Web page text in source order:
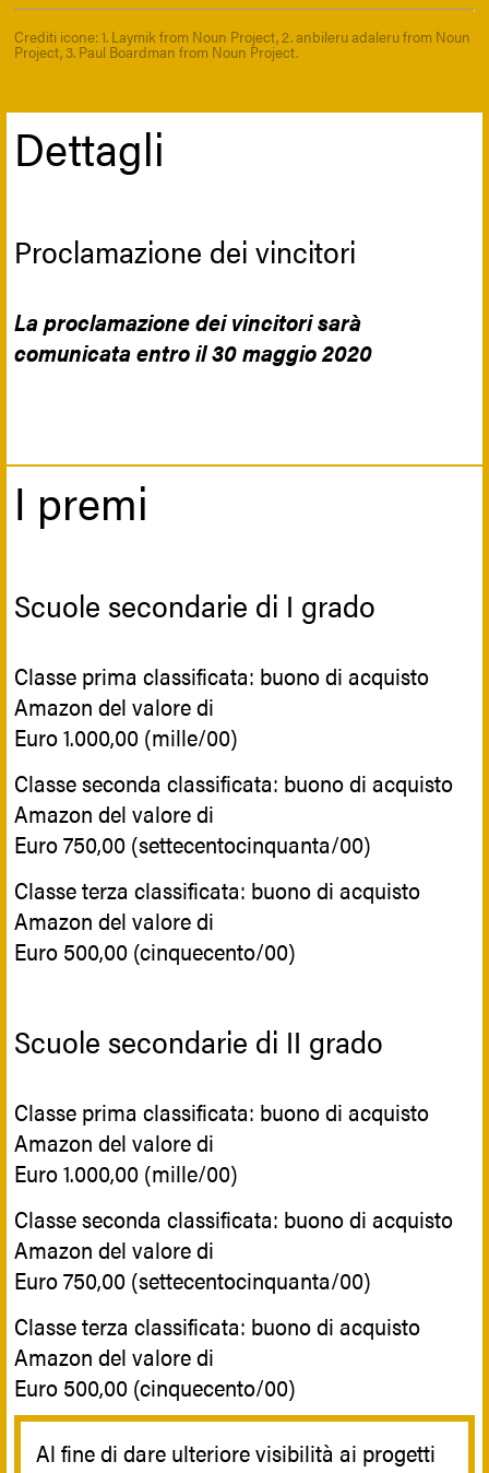
Crediti icone: 1. Laymik from Noun Project, 2. anbileru adaleru from Noun
Project, 3. Paul Boardman from Noun Project.
Dettagli
Proclamazione dei vincitori
La proclamazione dei vincitori sarà
comunicata entro il 30 maggio 2020
I premi
Scuole secondarie di I grado
Classe prima classificata: buono di acquisto
Amazon del valore di
Euro 1.000,00 (mille/00)
Classe seconda classificata: buono di acquisto
Amazon del valore di
Euro 750,00 (settecentocinquanta/00)
Classe terza classificata: buono di acquisto
Amazon del valore di
Euro 500,00 (cinquecento/00)
Scuole secondarie di II grado
Classe prima classificata: buono di acquisto
Amazon del valore di
Euro 1.000,00 (mille/00)
Classe seconda classificata: buono di acquisto
Amazon del valore di
Euro 750,00 (settecentocinquanta/00)
Classe terza classificata: buono di acquisto
Amazon del valore di
Euro 500,00 (cinquecento/00)
Al fine di dare ulteriore visibilità ai progetti